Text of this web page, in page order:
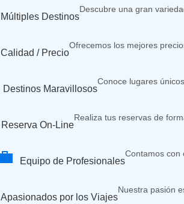
Múltiples Destinos
Descubre una gran
Calidad / Precio
Ofrecemos los mejores
Destinos Maravillosos
Conoce lugares
Reserva On-Line
Realiza tus reservas de
Equipo de Profesionales
Contamos con
Apasionados por los Viajes
Nuestra pasión